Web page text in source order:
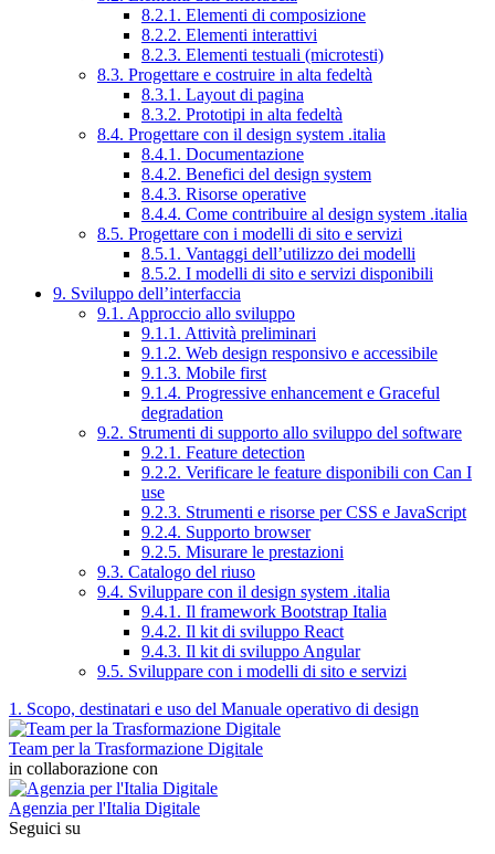
8.2.1. Elementi di composizione
8.2.2. Elementi interattivi
8.2.3. Elementi testuali (microtesti)
8.3. Progettare e costruire in alta fedeltà
8.3.1. Layout di pagina
8.3.2. Prototipi in alta fedeltà
8.4. Progettare con il design system .italia
8.4.1. Documentazione
8.4.2. Benefici del design system
8.4.3. Risorse operative
8.4.4. Come contribuire al design system .italia
8.5. Progettare con i modelli di sito e servizi
8.5.1. Vantaggi dell’utilizzo dei modelli
8.5.2. I modelli di sito e servizi disponibili
9. Sviluppo dell’interfaccia
9.1. Approccio allo sviluppo
9.1.1. Attività preliminari
9.1.2. Web design responsivo e accessibile
9.1.3. Mobile first
9.1.4. Progressive enhancement e Graceful
degradation
9.2. Strumenti di supporto allo sviluppo del software
9.2.1. Feature detection
9.2.2. Verificare le feature disponibili con Can I
use
9.2.3. Strumenti e risorse per CSS e JavaScript
9.2.4. Supporto browser
9.2.5. Misurare le prestazioni
9.3. Catalogo del riuso
9.4. Sviluppare con il design system .italia
9.4.1. Il framework Bootstrap Italia
9.4.2. Il kit di sviluppo React
9.4.3. Il kit di sviluppo Angular
9.5. Sviluppare con i modelli di sito e servizi
1. Scopo, destinatari e uso del Manuale operativo di design
Team per la Trasformazione Digitale
in collaborazione con
Agenzia per l'Italia Digitale
Seguici su